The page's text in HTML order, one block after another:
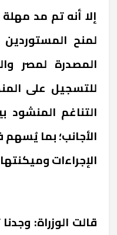
إلا أنه تم مد
لمنح
المصدرة لمصر
للتسجيل على
التناغم
الأجانب؛ بما
الإجراءات
قالت الوزراة: